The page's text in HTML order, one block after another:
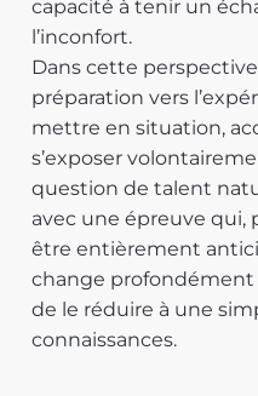
capacité à tenir un
l’inconfort.
Dans cette
préparation vers
mettre en situation,
s’exposer
question de talent
avec une épreuve qui,
être entièrement
change profondément
de le réduire à une
connaissances.